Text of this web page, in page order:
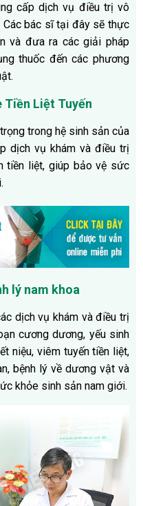
cấp dịch vụ điều trị vô
Các bác sĩ tại đây sẽ thực
và đưa ra các giải pháp
thuốc đến các phương
Tiền Liệt Tuyến
trong hệ sinh sản của
dịch vụ khám và điều trị
tiền liệt, giúp bảo vệ sức
lý nam khoa
dịch vụ khám và điều trị
cương dương, yếu sinh
niệu, viêm tuyến tiền liệt,
bệnh lý về dương vật và
khỏe sinh sản nam giới.